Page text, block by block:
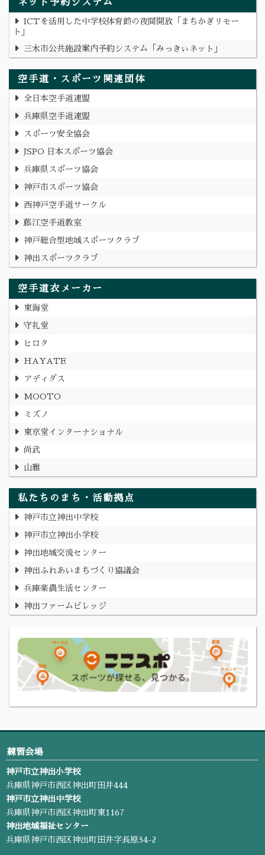
ネット予約システム
ICTを活用した中学校体育館の夜間開放「まちかぎリモー
ト」
三木市公共施設案内予約システム「みっきぃネット」
空手道・スポーツ関連団体
全日本空手道連盟
兵庫県空手道連盟
スポーツ安全協会
JSPO 日本スポーツ協会
兵庫県スポーツ協会
神戸市スポーツ協会
西神戸空手道サークル
藤江空手道教室
神戸総合型地域スポーツクラブ
神出スポーツクラブ
空手道衣メーカー
東海堂
守礼堂
ヒロタ
HAYATE
アディダス
MOOTO
ミズノ
東京堂インターナショナル
尚武
山雅
私たちのまち・活動拠点
神戸市立神出中学校
神戸市立神出小学校
神出地域交流センター
神出ふれあいまちづくり協議会
兵庫楽農生活センター
神出ファームビレッジ
練習会場
神戸市立神出小学校
兵庫県神戸市西区神出町田井444
神戸市立神出中学校
兵庫県神戸市西区神出町東1167
神出地域福祉センター
兵庫県神戸市西区神出町田井字長原34-2